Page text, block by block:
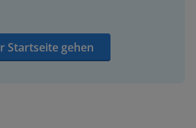
Startseite gehen